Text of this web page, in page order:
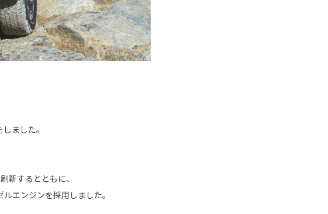
ました。
新するとともに、
エンジンを採用しました。